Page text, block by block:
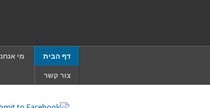
דף הבית מי
צור קשר